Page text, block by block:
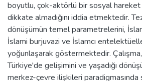
boyutlu, çok-aktörlü bir sosyal
dikkate almadığını iddia etmektedir.
dönüşümün temel parametrelerini,
İslami burjuvazi ve İslamcı
yoğunlaşarak göstermektedir. Çalışma,
Türkiye'de gelişimini ve yaşadığı
merkez-çevre ilişkileri